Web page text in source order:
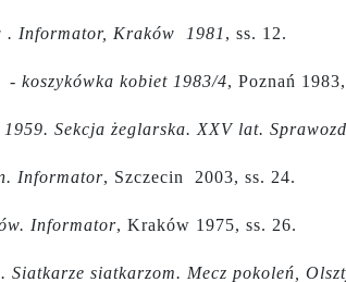
. Informator, Kraków 1981 , ss. 12.
- koszykówka kobiet 1983/4, Poznań
1959. Sekcja żeglarska. XXV lat.
Informator, Szczecin 2003, ss. 24.
Informator, Kraków 1975, ss. 26.
Siatkarze siatkarzom. Mecz pokoleń,